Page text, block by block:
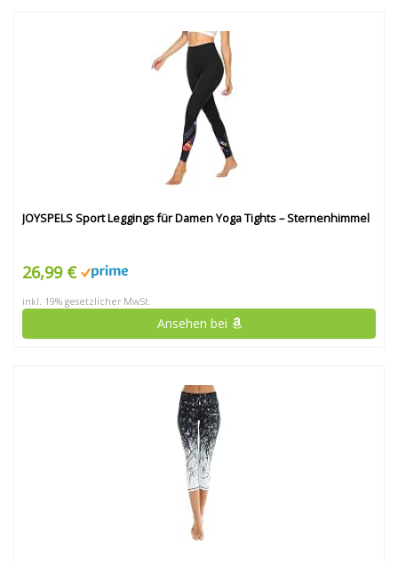
JOYSPELS Sport Leggings für Damen Yoga Tights – Sternenhimmel
26,99 €
inkl. 19% gesetzlicher MwSt.
Ansehen bei